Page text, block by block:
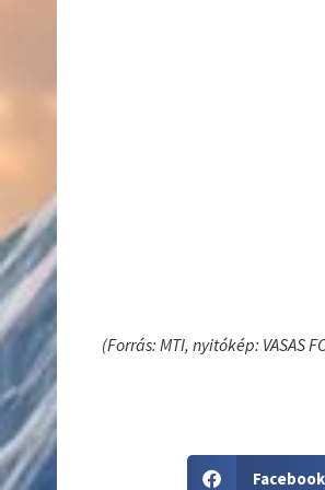
(Forrás: MTI, nyitókép: VASAS
Facebook